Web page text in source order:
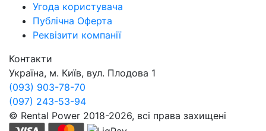
Угода користувача
Публічна Оферта
Реквізити компанії
Контакти
Україна, м. Київ, вул. Плодова 1
(093) 903-78-70
(097) 243-53-94
© Rental Power 2018-2026, всі права захищені